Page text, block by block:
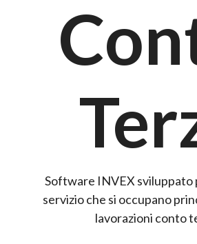
Software INVEX sviluppato
servizio che si occupano
lavorazioni conto